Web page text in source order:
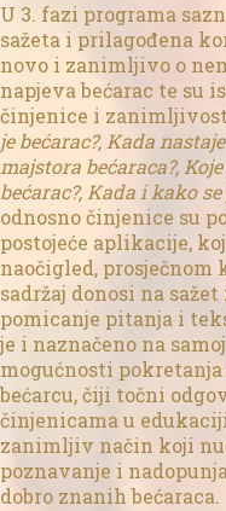
U 3. fazi programa
sažeta i prilagođena
novo i zanimljivo o
napjeva bećarac te su
činjenice i
je bećarac?, Kada
majstora bećaraca?,
bećarac?, Kada i kako
odnosno činjenice su
postojeće aplikacije,
naočigled,
sadržaj donosi na
pomicanje pitanja i
je i naznačeno na
mogućnosti
bećarcu, čiji točni
činjenicama u
zanimljiv način koji
poznavanje i
dobro znanih bećaraca.